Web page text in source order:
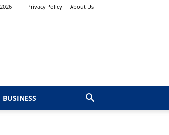
Privacy Policy About Us
BUSINESS